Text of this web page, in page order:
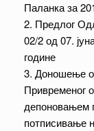
Паланка за
2. Предлог
02/2 од 07.
године
3. Доношење
Привременог
депоновањем
потписивање